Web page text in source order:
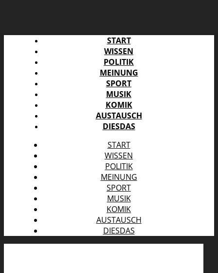
START
WISSEN
POLITIK
MEINUNG
SPORT
MUSIK
KOMIK
AUSTAUSCH
DIESDAS
START
WISSEN
POLITIK
MEINUNG
SPORT
MUSIK
KOMIK
AUSTAUSCH
DIESDAS